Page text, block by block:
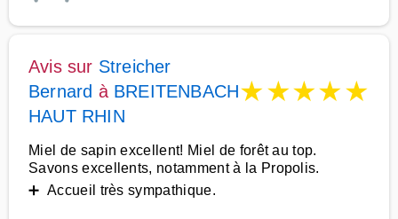
Avis sur Streicher
Bernard à BREITENBACH
HAUT RHIN
★★★★★
Miel de sapin excellent! Miel de forêt au top.
Savons excellents, notamment à la Propolis.
➕ Accueil très sympathique.